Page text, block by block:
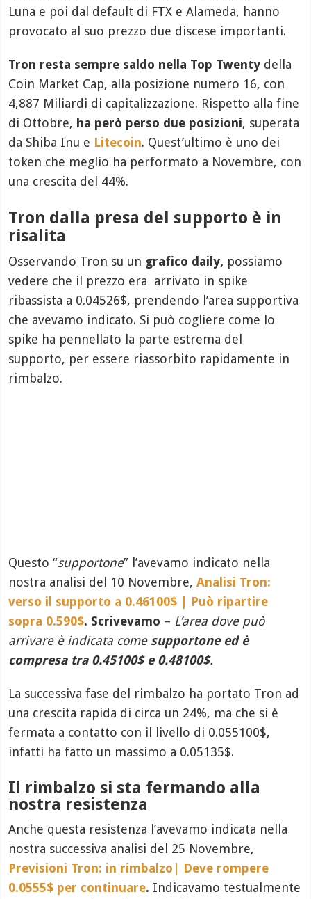
Luna e poi dal default di FTX e Alameda, hanno
provocato al suo prezzo due discese importanti.
Tron resta sempre saldo nella Top Twenty della
Coin Market Cap, alla posizione numero 16, con
4,887 Miliardi di capitalizzazione. Rispetto alla fine
di Ottobre, ha però perso due posizioni, superata
da Shiba Inu e Litecoin. Quest’ultimo è uno dei
token che meglio ha performato a Novembre, con
una crescita del 44%.
Tron dalla presa del supporto è in
risalita
Osservando Tron su un grafico daily, possiamo
vedere che il prezzo era arrivato in spike
ribassista a 0.04526$, prendendo l’area supportiva
che avevamo indicato. Si può cogliere come lo
spike ha pennellato la parte estrema del
supporto, per essere riassorbito rapidamente in
rimbalzo.
Questo “supportone” l’avevamo indicato nella
nostra analisi del 10 Novembre,Analisi Tron:
verso il supporto a 0.46100$ | Può ripartire
sopra 0.590$. Scrivevamo – L’area dove può
arrivare è indicata come supportone ed è
compresa tra 0.45100$ e 0.48100$.
La successiva fase del rimbalzo ha portato Tron ad
una crescita rapida di circa un 24%, ma che si è
fermata a contatto con il livello di 0.055100$,
infatti ha fatto un massimo a 0.05135$.
Il rimbalzo si sta fermando alla
nostra resistenza
Anche questa resistenza l’avevamo indicata nella
nostra successiva analisi del 25 Novembre,
Previsioni Tron: in rimbalzo| Deve rompere
0.0555$ per continuare. Indicavamo testualmente